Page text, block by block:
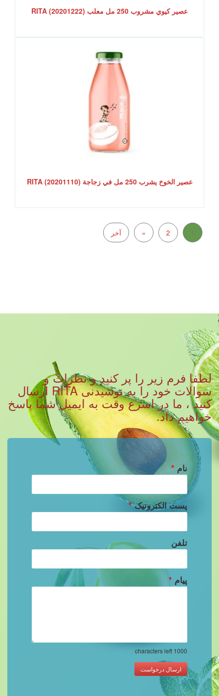
عصير كيوي مشروب 250 مل معلب RITA (20201222)
عصير الخوخ يشرب 250 مل في زجاجة RITA (20201110)
1
2
» آخر
لطفا فرم زیر را پر کنید و نظرات و
سوالات خود را به نوشیدنی RITA ارسال
کنید ، ما در اسرع وقت به ایمیل شما پاسخ
خواهیم داد.
نام *
پست الکترونیک*
تلفن
پیام *
1000
ارسال درخواست